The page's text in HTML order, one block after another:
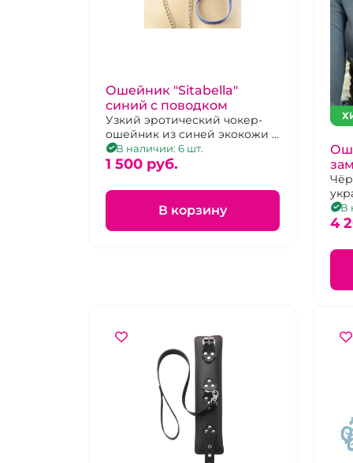
Ошейник "Sitabella"
синий с поводком
Узкий эротический чокер-
ошейник из синей экокожи с
поводком-цепью на
карабине
В наличии: 6 шт.
1 500 pуб.
В корзину В
4